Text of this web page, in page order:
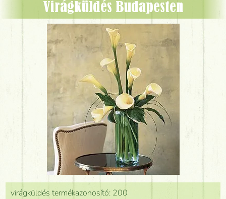
Virágküldés Budapesten
virágküldés termékazonosító: 200